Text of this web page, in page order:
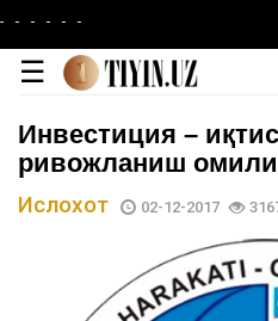
- - - -
☰
Инвестиция –
ривожланиш омили
Ислохот 02-12-2017